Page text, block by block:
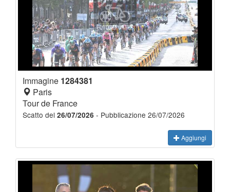
Immagine 1284381
Paris
Tour de France
Scatto del 26/07/2026 - Pubblicazione 26/07/2026
Aggiungi